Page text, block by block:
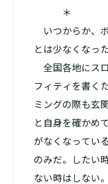
＊
いつからか、
とは少なくなった
全国各地にス
フィティを書く
ミングの際も玄
と自身を確かめ
がなくなってい
のみだ。したい
ない時はしない。